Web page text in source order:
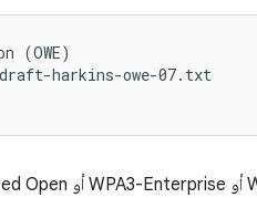
(OWE)
harkins-owe-07.txt